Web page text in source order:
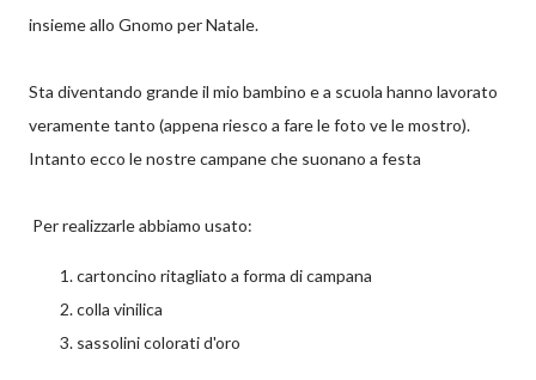
insieme allo Gnomo per Natale.
Sta diventando grande il mio bambino e a scuola hanno lavorato
veramente tanto (appena riesco a fare le foto ve le mostro).
Intanto ecco le nostre campane che suonano a festa
Per realizzarle abbiamo usato:
cartoncino ritagliato a forma di campana
colla vinilica
sassolini colorati d'oro